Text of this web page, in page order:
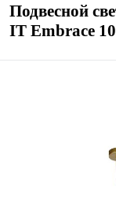
Подвесной
IT Embrace